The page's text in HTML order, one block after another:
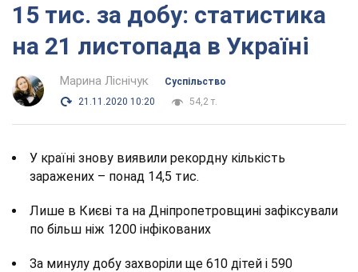
15 тис. за добу: статистика
на 21 листопада в Україні
Марина Ліснічук
Суспільство
21.11.2020 10:20
54,2 т.
У країні знову виявили рекордну кількість
заражених – понад 14,5 тис.
Лише в Києві та на Дніпропетровщині зафіксували
по більш ніж 1200 інфікованих
За минулу добу захворіли ще 610 дітей і 590